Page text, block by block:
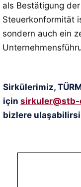
als Bestätigung
Steuerkonformität
sondern auch ein
Sirkülerimiz,
için
bizlere